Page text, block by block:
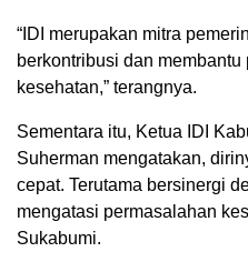
“IDI merupakan mitra
berkontribusi dan
kesehatan,” terangnya.
Sementara itu, Ketua IDI
Suherman mengatakan,
cepat. Terutama bersinergi
mengatasi permasalahan
Sukabumi.